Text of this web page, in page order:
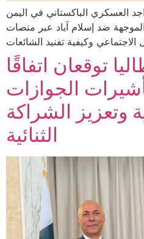
العسكري الباكستاني في اليمن
ضد إسلام آباد عبر منصات
الاجتماعي وكيفية تفنيد الشائعات
توقعان اتفاقًا
الجوازات
وتعزيز الشراكة
الثنائية